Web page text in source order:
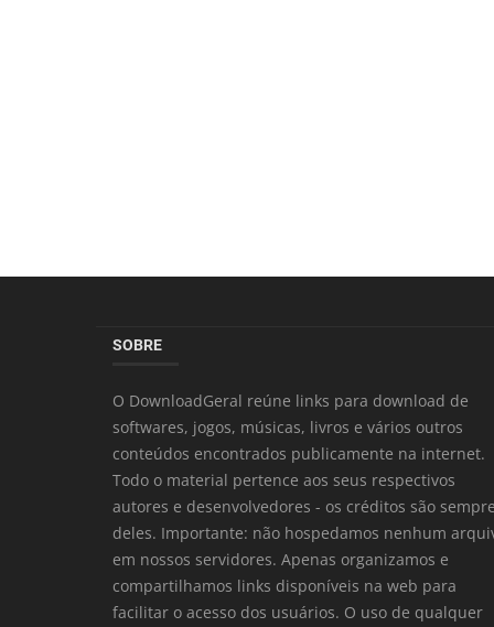
SOBRE
O DownloadGeral reúne links para download de
softwares, jogos, músicas, livros e vários outros
conteúdos encontrados publicamente na internet.
Todo o material pertence aos seus respectivos
autores e desenvolvedores - os créditos são
deles. Importante: não hospedamos nenhum
em nossos servidores. Apenas organizamos e
compartilhamos links disponíveis na web para
facilitar o acesso dos usuários. O uso de qualquer